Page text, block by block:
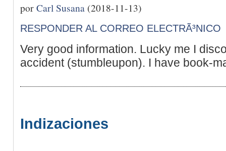
porCarl Susana (2018-11-13)
RESPONDER AL CORREO ELECTRÃ³NICO
Very good information. Lucky me I
accident (stumbleupon). I have book-
Indizaciones